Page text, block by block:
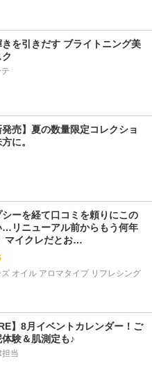
を引きだす ブライトニング美
発売】夏の数量限定コレクショ
に。
ーを経て口コミを頼りにこの
…リニューアル前からもう何年
マイクレだとお…
オイル アロマタイプ リフレシング
】8月イベントカレンダー！ご
験＆肌測定も♪
当